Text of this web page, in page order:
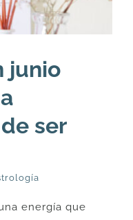
junio
ser
energía que